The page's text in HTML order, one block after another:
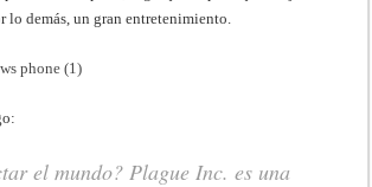
lo demás, un gran entretenimiento.
el mundo? Plague Inc. es una